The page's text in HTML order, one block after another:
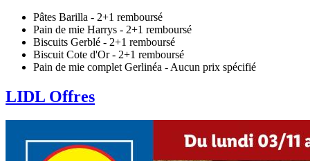
Pâtes Barilla - 2+1 remboursé
Pain de mie Harrys - 2+1 remboursé
Biscuits Gerblé - 2+1 remboursé
Biscuit Cote d'Or - 2+1 remboursé
Pain de mie complet Gerlinéa - Aucun prix spécifié
LIDL Offres